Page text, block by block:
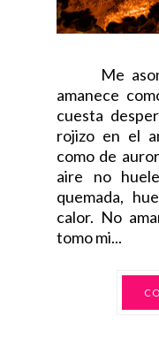
Me
amanece
cuesta
rojizo en el
como de
aire no
quemada,
calor. No
tomo mi...